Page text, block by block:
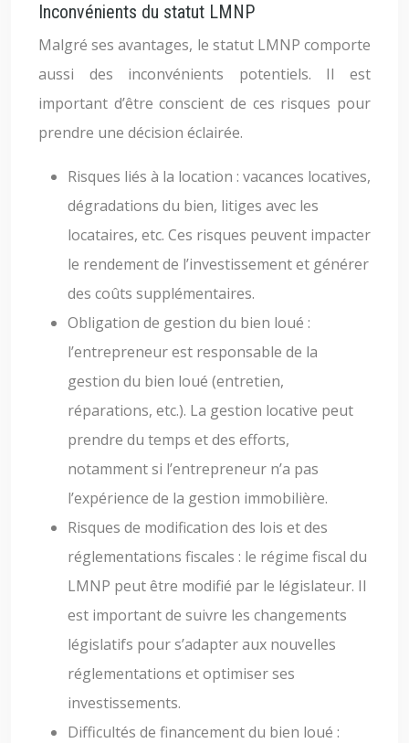
Inconvénients du statut LMNP
Malgré ses avantages, le statut LMNP comporte
aussi des inconvénients potentiels. Il est
important d’être conscient de ces risques pour
prendre une décision éclairée.
Risques liés à la location : vacances locatives,
dégradations du bien, litiges avec les
locataires, etc. Ces risques peuvent impacter
le rendement de l’investissement et générer
des coûts supplémentaires.
Obligation de gestion du bien loué :
l’entrepreneur est responsable de la
gestion du bien loué (entretien,
réparations, etc.). La gestion locative peut
prendre du temps et des efforts,
notamment si l’entrepreneur n’a pas
l’expérience de la gestion immobilière.
Risques de modification des lois et des
réglementations fiscales : le régime fiscal du
LMNP peut être modifié par le législateur. Il
est important de suivre les changements
législatifs pour s’adapter aux nouvelles
réglementations et optimiser ses
investissements.
Difficultés de financement du bien loué :